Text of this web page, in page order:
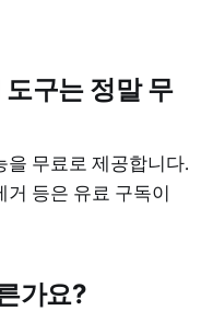
구는 정말 무
을 무료로 제공합니다.
거 등은 유료 구독이
가요?